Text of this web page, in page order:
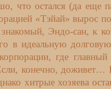
что остался (да еще
«Тэйай» вырос
Эндо-сан, к
в идеальную
где
конечно,
хитрые хозяева